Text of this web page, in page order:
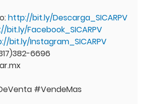
http://bit.ly/Descarga_SICARPV
bit.ly/Facebook_SICARPV
bit.ly/Instagram_SICARPV
6696
#VendeMas